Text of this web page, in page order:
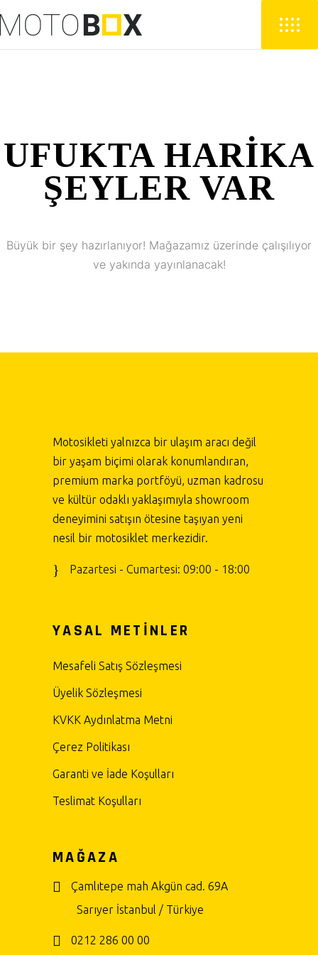
UFUKTA HARIKA
ŞEYLER VAR
Büyük bir şey hazırlanıyor! Mağazamız üzerinde çalışılıyor
ve yakında yayınlanacak!
Motosikleti yalnızca bir ulaşım aracı değil
bir yaşam biçimi olarak konumlandıran,
premium marka portföyü, uzman kadrosu
ve kültür odaklı yaklaşımıyla showroom
deneyimini satışın ötesine taşıyan yeni
nesil bir motosiklet merkezidir.
Pazartesi - Cumartesi: 09:00 - 18:00
YASAL METİNLER
Mesafeli Satış Sözleşmesi
Üyelik Sözleşmesi
KVKK Aydınlatma Metni
Çerez Politikası
Garanti ve İade Koşulları
Teslimat Koşulları
MAĞAZA
Çamlıtepe mah Akgün cad. 69A
Sarıyer İstanbul / Türkiye
0212 286 00 00